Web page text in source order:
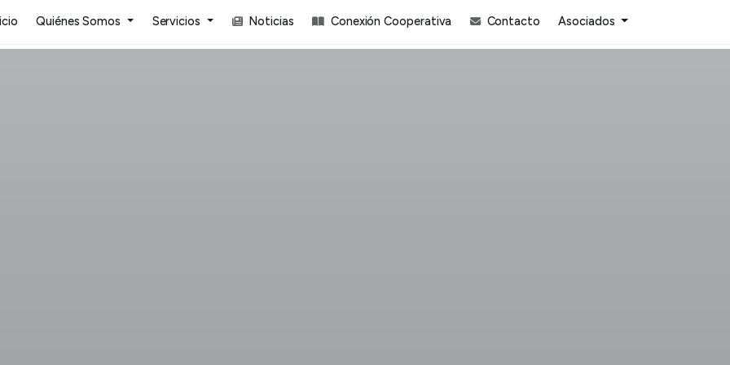
Quiénes Somos Servicios Noticias Conexión Cooperativa Contacto Asociados